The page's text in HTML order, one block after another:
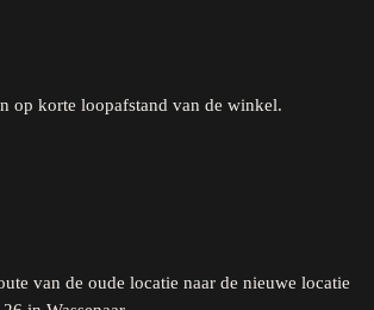
op korte loopafstand van de winkel.